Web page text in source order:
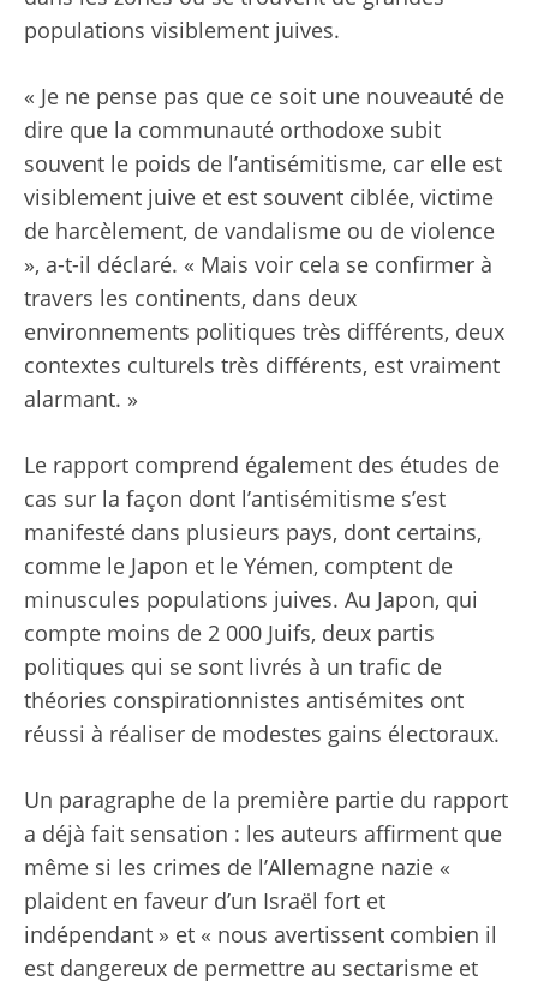
populations visiblement juives.
« Je ne pense pas que ce soit une nouveauté de
dire que la communauté orthodoxe subit
souvent le poids de l’antisémitisme, car elle est
visiblement juive et est souvent ciblée, victime
de harcèlement, de vandalisme ou de violence
», a-t-il déclaré. « Mais voir cela se confirmer à
travers les continents, dans deux
environnements politiques très différents, deux
contextes culturels très différents, est vraiment
alarmant. »
Le rapport comprend également des études de
cas sur la façon dont l’antisémitisme s’est
manifesté dans plusieurs pays, dont certains,
comme le Japon et le Yémen, comptent de
minuscules populations juives. Au Japon, qui
compte moins de 2 000 Juifs, deux partis
politiques qui se sont livrés à un trafic de
théories conspirationnistes antisémites ont
réussi à réaliser de modestes gains électoraux.
Un paragraphe de la première partie du rapport
a déjà fait sensation : les auteurs affirment que
même si les crimes de l’Allemagne nazie «
plaident en faveur d’un Israël fort et
indépendant » et « nous avertissent combien il
est dangereux de permettre au sectarisme et